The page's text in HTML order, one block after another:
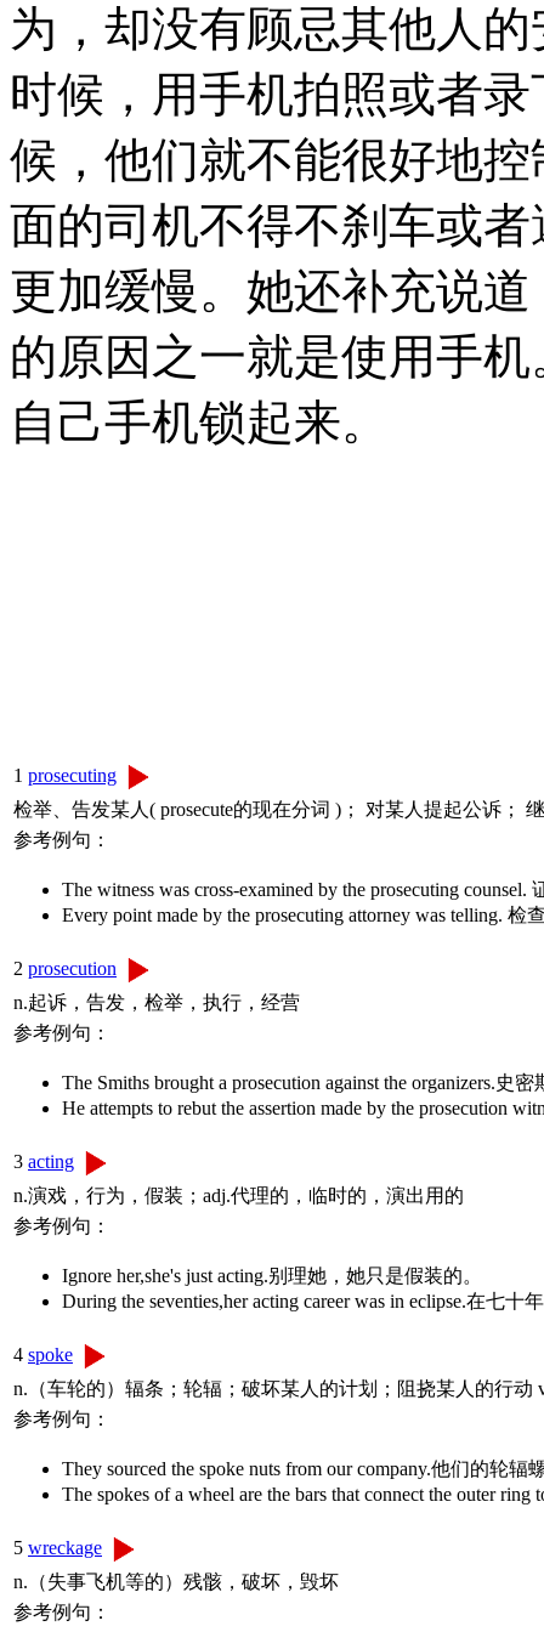
为，却没有顾忌其他人
时候，用手机拍照或者
候，他们就不能很好地
面的司机不得不刹车或
更加缓慢。她还补充说
的原因之一就是使用手
自己手机锁起来。
1 prosecuting
检举、告发某人( prosecute的现在分词 )； 对某人提起公诉；
参考例句：
The witness was cross-examined by the prosecuting
Every point made by the prosecuting attorney was telling.
2 prosecution
n.起诉，告发，检举，执行，经营
参考例句：
The Smiths brought a prosecution against the organizers.史
He attempts to rebut the assertion made by the prosecution
3 acting
n.演戏，行为，假装；adj.代理的，临时的，演出用的
参考例句：
Ignore her,she's just acting.别理她，她只是假装的。
During the seventies,her acting career was in eclipse.在七
4 spoke
n.（车轮的）辐条；轮辐；破坏某人的计划；阻挠某人的行动
参考例句：
They sourced the spoke nuts from our company.他们的轮
The spokes of a wheel are the bars that connect the outer
5 wreckage
n.（失事飞机等的）残骸，破坏，毁坏
参考例句：